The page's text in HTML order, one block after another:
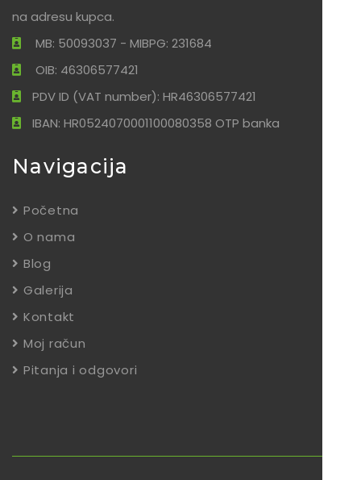
na adresu kupca.
MB: 50093037 - MIBPG: 231684
OIB: 46306577421
PDV ID (VAT number): HR46306577421
IBAN: HR0524070001100080358 OTP banka
Navigacija
Početna
O nama
Blog
Galerija
Kontakt
Moj račun
Pitanja i odgovori